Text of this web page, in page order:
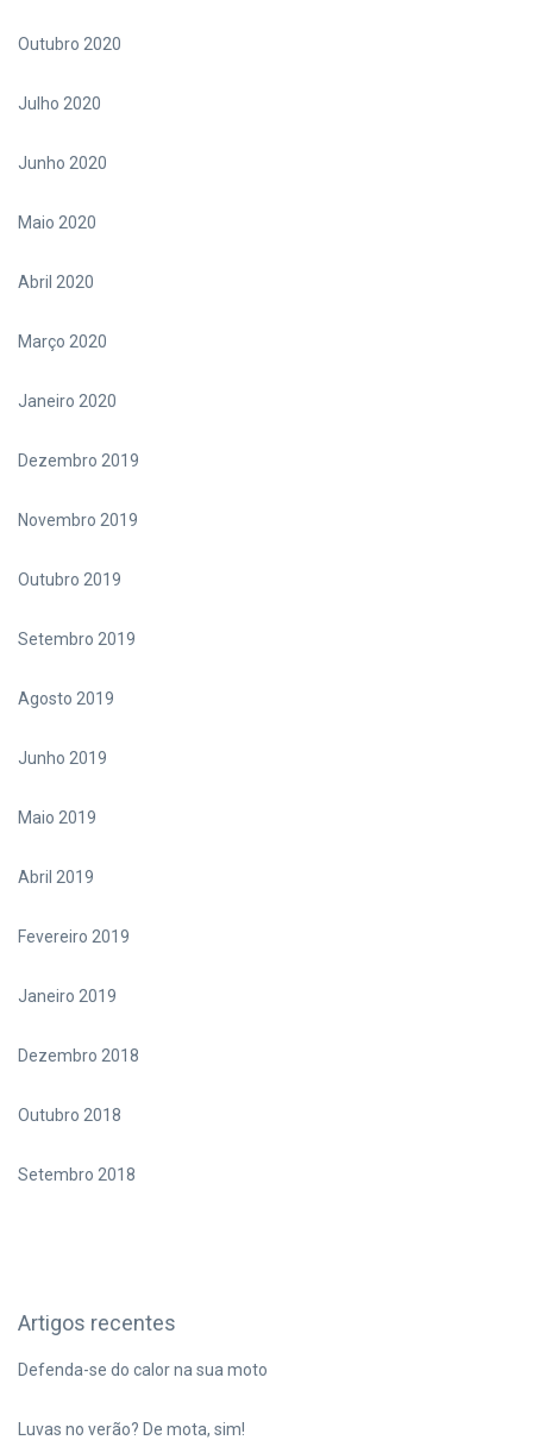
Outubro 2020
Julho 2020
Junho 2020
Maio 2020
Abril 2020
Março 2020
Janeiro 2020
Dezembro 2019
Novembro 2019
Outubro 2019
Setembro 2019
Agosto 2019
Junho 2019
Maio 2019
Abril 2019
Fevereiro 2019
Janeiro 2019
Dezembro 2018
Outubro 2018
Setembro 2018
Artigos recentes
Defenda-se do calor na sua moto
Luvas no verão? De mota, sim!